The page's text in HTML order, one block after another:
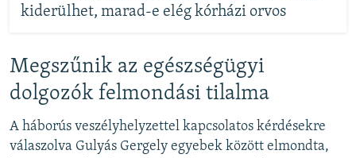
kiderülhet, marad-e elég kórházi orvos
Megszűnik az egészségügyi
dolgozók felmondási tilalma
A háborús veszélyhelyzettel kapcsolatos kérdésekre
válaszolva Gulyás Gergely egyebek között elmondta,